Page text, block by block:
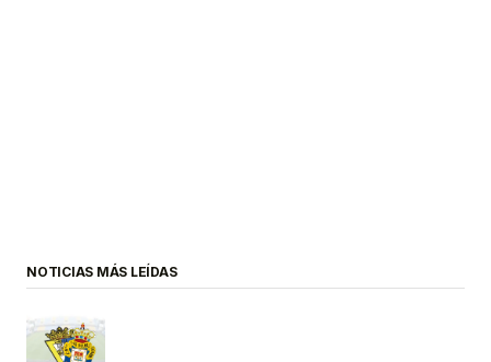
NOTICIAS MÁS LEÍDAS